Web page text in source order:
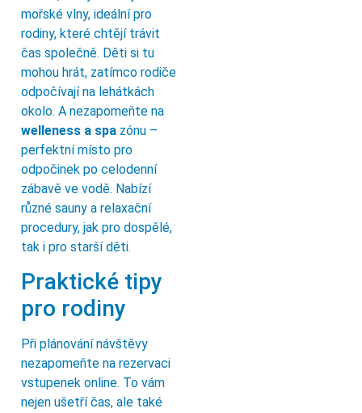
mořské vlny, ideální pro
rodiny, které chtějí trávit
čas společně. Děti si tu
mohou hrát, zatímco rodiče
odpočívají na lehátkách
okolo. A nezapomeňte na
welleness a spa zónu –
perfektní místo pro
odpočinek po celodenní
zábavě ve vodě. Nabízí
různé sauny a relaxační
procedury, jak pro dospělé,
tak i pro starší děti.
Praktické tipy
pro rodiny
Při plánování návštěvy
nezapomeňte na rezervaci
vstupenek online. To vám
nejen ušetří čas, ale také